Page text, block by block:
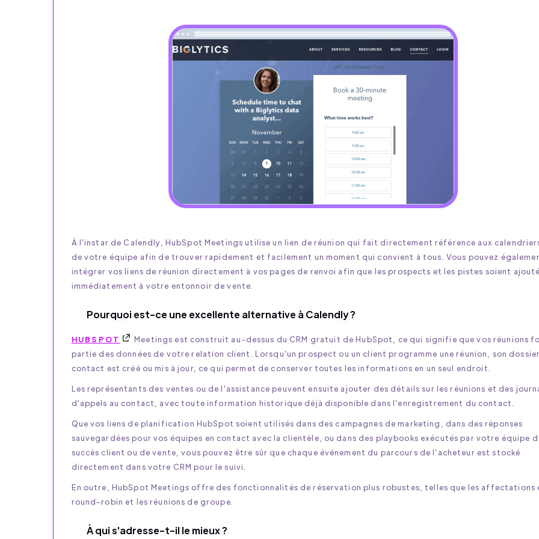
À l'instar de Calendly, HubSpot Meetings utilise un lien de réunion qui fait directement référence aux
de votre équipe afin de trouver rapidement et facilement un moment qui convient à tous. Vous pouvez
intégrer vos liens de réunion directement à vos pages de renvoi afin que les prospects et les pistes soient
immédiatement à votre entonnoir de vente.
Pourquoi est-ce une excellente alternative à Calendly ?
HUBSPOT
Meetings est construit au-dessus du CRM gratuit de HubSpot, ce qui signifie que vos réunions
partie des données de votre relation client. Lorsqu'un prospect ou un client programme une réunion, son
contact est créé ou mis à jour, ce qui permet de conserver toutes les informations en un seul endroit.
Les représentants des ventes ou de l'assistance peuvent ensuite ajouter des détails sur les réunions et des
d'appels au contact, avec toute information historique déjà disponible dans l'enregistrement du contact.
Que vos liens de planification HubSpot soient utilisés dans des campagnes de marketing, dans des réponses
sauvegardées pour vos équipes en contact avec la clientèle, ou dans des playbooks exécutés par votre équipe
succès client ou de vente, vous pouvez être sûr que chaque événement du parcours de l'acheteur est stocké
directement dans votre CRM pour le suivi.
En outre, HubSpot Meetings offre des fonctionnalités de réservation plus robustes, telles que les affectations
round-robin et les réunions de groupe.
À qui s'adresse-t-il le mieux ?